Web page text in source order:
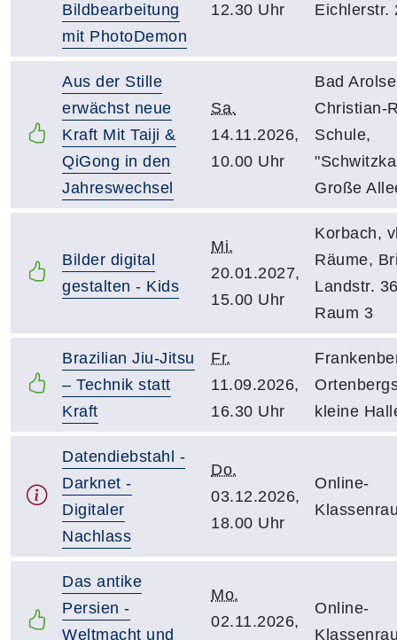
Bildbearbeitung
mit PhotoDemon
12.30 Uhr
Eichlerstr.
Aus der Stille
erwächst neue
Kraft Mit Taiji &
QiGong in den
Jahreswechsel
Sa.
14.11.2026,
10.00 Uhr
Bad
Christian-
Schule,
Große
Bilder digital
gestalten - Kids
Mi.
20.01.2027,
15.00 Uhr
Korbach,
Räume,
Landstr.
Raum 3
Brazilian Jiu-Jitsu
– Technik statt
Kraft
Fr.
11.09.2026,
16.30 Uhr
kleine
Datendiebstahl -
Darknet -
Digitaler
Nachlass
Do.
03.12.2026,
18.00 Uhr
Online-
Das antike
Persien -
Weltmacht und
Mo.
02.11.2026,
Online-